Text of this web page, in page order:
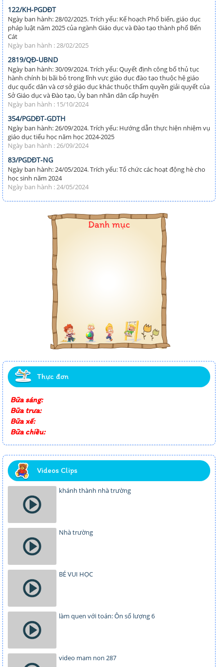
122/KH-PGDĐT
Ngày ban hành: 28/02/2025. Trích yếu: Kế hoạch Phổ biến, giáo dục
pháp luật năm 2025 của ngành Giáo dục và Đào tạo thành phố Bến
Cát
Ngày ban hành : 28/02/2025
2819/QĐ-UBND
Ngày ban hành: 30/09/2024. Trích yếu: Quyết định công bố thủ tục
hành chính bị bãi bỏ trong lĩnh vực giáo dục đào tạo thuộc hệ giáo
dục quốc dân và cơ sở giáo dục khác thuộc thẩm quyền giải quyết của
Sở Giáo dục và Đào tạo, Ủy ban nhân dân cấp huyện
Ngày ban hành : 15/10/2024
354/PGDĐT-GDTH
Ngày ban hành: 26/09/2024. Trích yếu: Hướng dẫn thực hiện nhiệm vụ
giáo dục tiểu học năm học 2024-2025
Ngày ban hành : 26/09/2024
83/PGDĐT-NG
Ngày ban hành: 24/05/2024. Trích yếu: Tổ chức các hoạt động hè cho
học sinh năm 2024
Ngày ban hành : 24/05/2024
Danh mục
Thực đơn
Bữa sáng:
Bữa trưa:
Bữa xế:
Bữa chiều:
Videos Clips
khánh thành nhà trường
Nhà trường
BÉ VUI HỌC
làm quen với toán: Ôn số lượng 6
video mam non 287